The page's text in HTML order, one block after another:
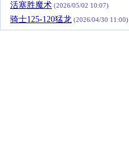
活塞胜魔术 (2026/05/02 10:07)
骑士125-120猛龙 (2026/04/30 11:00)